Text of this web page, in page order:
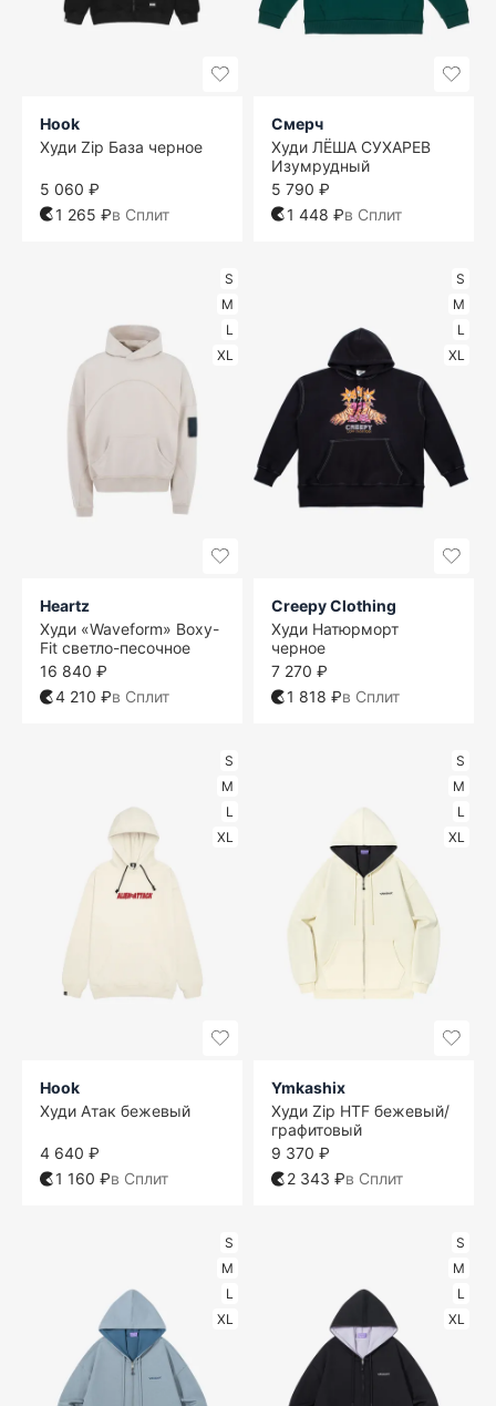
Hook
Худи Zip База черное
5 060 ₽
1 265 ₽в Сплит
Смерч
Худи ЛЁША СУХАРЕВ
Изумрудный
5 790 ₽
1 448 ₽в Сплит
S
M
L
XL
Heartz
Худи «Waveform» Boxy-
Fit светло-песочное
16 840 ₽
4 210 ₽в Сплит
S
M
L
XL
Creepy Clothing
Худи Натюрморт
черное
7 270 ₽
1 818 ₽в Сплит
S
M
L
XL
Hook
Худи Атак бежевый
4 640 ₽
1 160 ₽в Сплит
S
M
L
XL
Ymkashix
Худи Zip HTF бежевый/
графитовый
9 370 ₽
2 343 ₽в Сплит
S
M
L
XL
S
M
L
XL